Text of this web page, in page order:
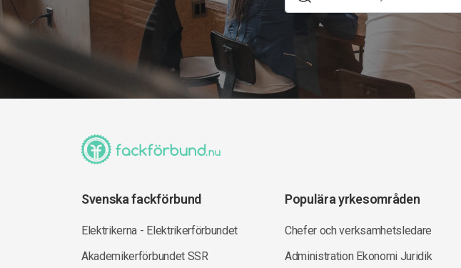
Svenska fackförbund
Elektrikerna - Elektrikerförbundet
Akademikerförbundet SSR
Populära yrkesområden
Chefer och verksamhetsledare
Administration Ekonomi Juridik